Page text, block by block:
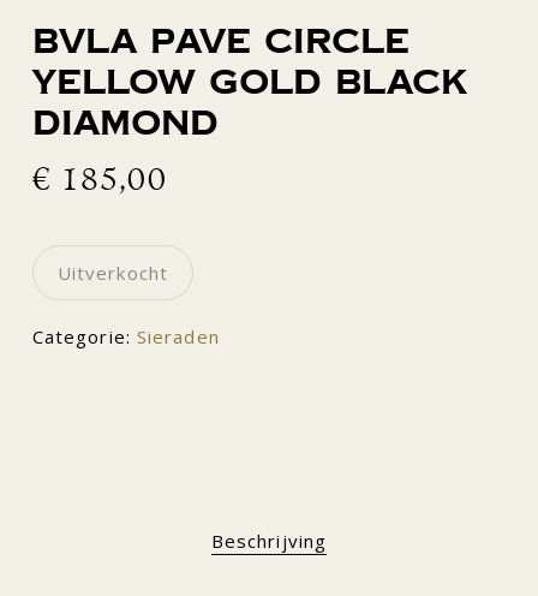
BVLA Pave Circle
yellow gold black
diamond
€ 185,00
Uitverkocht
Categorie: Sieraden
Beschrijving